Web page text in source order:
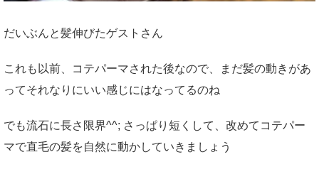
だいぶんと髪伸びたゲストさん
これも以前、コテパーマされた後なので、まだ髪の動きがあ
ってそれなりにいい感じにはなってるのね
でも流石に長さ限界^^; さっぱり短くして、改めてコテパー
マで直毛の髪を自然に動かしていきましょう